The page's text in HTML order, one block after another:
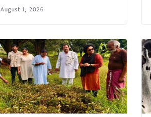
August 1, 2026